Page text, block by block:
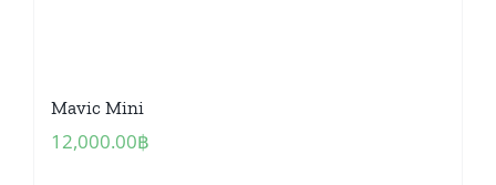
Mavic Mini
12,000.00฿